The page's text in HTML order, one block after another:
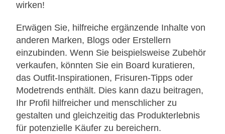
wirken!
Erwägen Sie, hilfreiche ergänzende Inhalte von
anderen Marken, Blogs oder Erstellern
einzubinden. Wenn Sie beispielsweise Zubehör
verkaufen, könnten Sie ein Board kuratieren,
das Outfit-Inspirationen, Frisuren-Tipps oder
Modetrends enthält. Dies kann dazu beitragen,
Ihr Profil hilfreicher und menschlicher zu
gestalten und gleichzeitig das Produkterlebnis
für potenzielle Käufer zu bereichern.